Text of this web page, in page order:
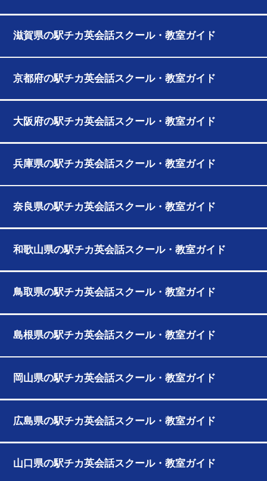
滋賀県の駅チカ英会話スクール・教室ガイド
京都府の駅チカ英会話スクール・教室ガイド
大阪府の駅チカ英会話スクール・教室ガイド
兵庫県の駅チカ英会話スクール・教室ガイド
奈良県の駅チカ英会話スクール・教室ガイド
和歌山県の駅チカ英会話スクール・教室ガイド
鳥取県の駅チカ英会話スクール・教室ガイド
島根県の駅チカ英会話スクール・教室ガイド
岡山県の駅チカ英会話スクール・教室ガイド
広島県の駅チカ英会話スクール・教室ガイド
山口県の駅チカ英会話スクール・教室ガイド